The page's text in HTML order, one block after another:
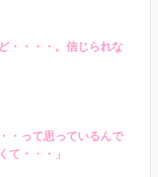
・・・・。信じられな
・って思っているんで
て・・・」